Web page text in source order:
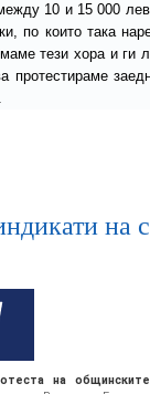
10 и 15 000
по които така
тези хора и
на
на